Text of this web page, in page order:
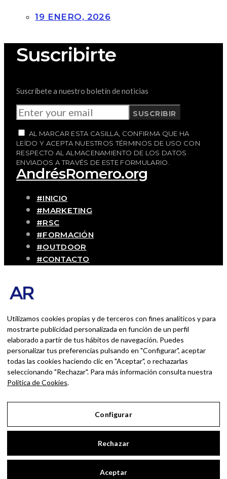
19 ENERO, 2026
Suscribirte
Suscríbete a nuestro boletín de noticias
SUSCRIBIR
AL MARCAR ESTA CASILLA, CONFIRMA QUE HA
LEÍDO Y ACEPTA NUESTROS TÉRMINOS DE USO CON
RESPECTO AL ALMACENAMIENTO DE LOS DATOS
ENVIADOS A TRAVÉS DE ESTE FORMULARIO.
AndrésRomero.org
#INICIO
#MARKETING
#RSC
#FORMACIÓN
#OUTDOOR
#CONTACTO
Blog personal y profesional de Andrés
profesionales de una persona que disfruta
con lo que hace cada día
BUSCAR POR:
BUSCAR
Ingresa las palabras de la búsqueda y presiona
Enter.
Utilizamos cookies propias y de terceros con fines analíticos y para
mostrarte publicidad personalizada en función de un perfil
elaborado a partir de tus hábitos de navegación. Puedes
personalizar tus preferencias pulsando en "Configurar", aceptar
todas las cookies haciendo clic en "Aceptar", o rechazarlas
seleccionando "Rechazar". Para más información consulta nuestra
Política de Cookies.
Configurar
Rechazar
Aceptar
Aviso Legal
Política de Privacidad
Política de Cookies
Configurar